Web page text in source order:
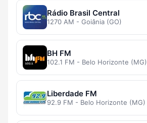
Rádio Brasil Central
1270 AM - Goiânia (GO)
BH FM
102.1 FM - Belo Horizonte (MG)
Liberdade FM
92.9 FM - Belo Horizonte (MG)